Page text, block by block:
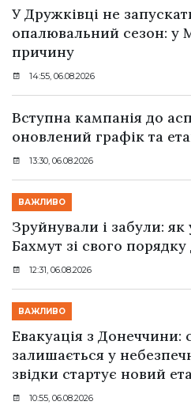
У Дружківці не
опалювальний сезон: у
причину
14:55, 06.08.2026
Вступна кампанія до
оновлений графік та
13:30, 06.08.2026
ВАЖЛИВО
Зруйнували і забули:
Бахмут зі свого
12:31, 06.08.2026
ВАЖЛИВО
Евакуація з Донеччини:
залишається у
звідки стартує новий
10:55, 06.08.2026